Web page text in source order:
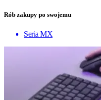
Rób zakupy po swojemu
Seria MX